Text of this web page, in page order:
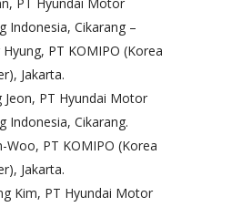
Indonesia, Cikarang –
Hyung, PT KOMIPO (Korea
Jakarta.
Jeon, PT Hyundai Motor
Indonesia, Cikarang.
Woo, PT KOMIPO (Korea
Jakarta.
Kim, PT Hyundai Motor